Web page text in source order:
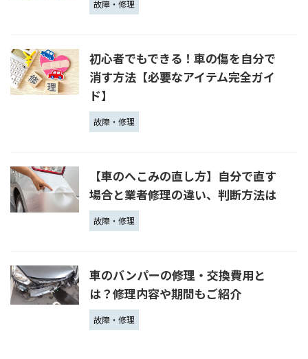
故障・修理
初心者でもできる！車の傷を自分で
消す方法【必要なアイテム完全ガイ
ド】
故障・修理
【車のへこみの直し方】自分で直す
場合と業者修理の違い、判断方法は
故障・修理
車のバンパーの修理・交換費用と
は？修理内容や期間もご紹介
故障・修理